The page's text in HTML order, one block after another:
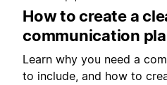
How to create a
communication
Learn why you need a
to include, and how to